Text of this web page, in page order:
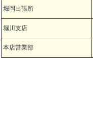
堀岡出張所
堀川支店
本店営業部